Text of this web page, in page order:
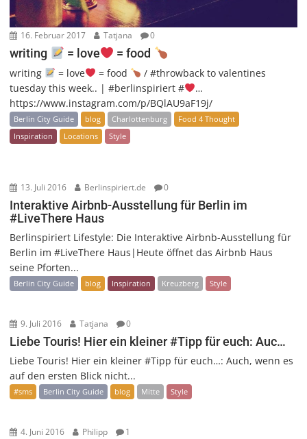
16. Februar 2017 Tatjana 0
writing = love = food
writing = love = food
/ #throwback to valentines
tuesday this week.. | #berlinspiriert #
…
https://www.instagram.com/p/BQlAU9aF19j/
Berlin City Guide blog Charlottenburg
Food 4 Thought
Inspiration
Locations Style
13. Juli 2016 Berlinspiriert.de 0
Interaktive Airbnb-Ausstellung für Berlin im
#LiveThere Haus
Berlinspiriert Lifestyle: Die Interaktive Airbnb-Ausstellung für
Berlin im #LiveThere Haus|Heute öffnet das Airbnb Haus
seine Pforten...
Berlin City Guide blog Inspiration Kreuzberg Style
9. Juli 2016 Tatjana 0
Liebe Touris! Hier ein kleiner #Tipp für euch: Auc…
Liebe Touris! Hier ein kleiner #Tipp für euch…: Auch, wenn es
auf den ersten Blick nicht...
#sms Berlin City Guide blog Mitte Style
4. Juni 2016 Philipp 1